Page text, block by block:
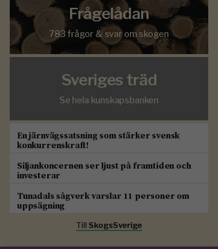
Frågelådan
783 frågor & svar om skogen
Sveriges träd
Se hela kunskapsbanken
En järnvägssatsning som stärker svensk
konkurrenskraft!
Siljankoncernen ser ljust på framtiden och
investerar
Tunadals sågverk varslar 11 personer om
uppsägning
Till SkogsSverige